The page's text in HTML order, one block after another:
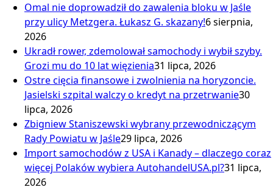
Omal nie doprowadził do zawalenia bloku w Jaśle
przy ulicy Metzgera. Łukasz G. skazany!6 sierpnia,
2026
Ukradł rower, zdemolował samochody i wybił szyby.
Grozi mu do 10 lat więzienia31 lipca, 2026
Ostre cięcia finansowe i zwolnienia na horyzoncie.
Jasielski szpital walczy o kredyt na przetrwanie30
lipca, 2026
Zbigniew Staniszewski wybrany przewodniczącym
Rady Powiatu w Jaśle29 lipca, 2026
Import samochodów z USA i Kanady – dlaczego coraz
więcej Polaków wybiera AutohandelUSA.pl?31 lipca,
2026